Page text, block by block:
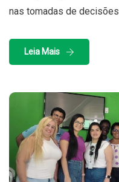
nas tomadas de decisões
Leia Mais